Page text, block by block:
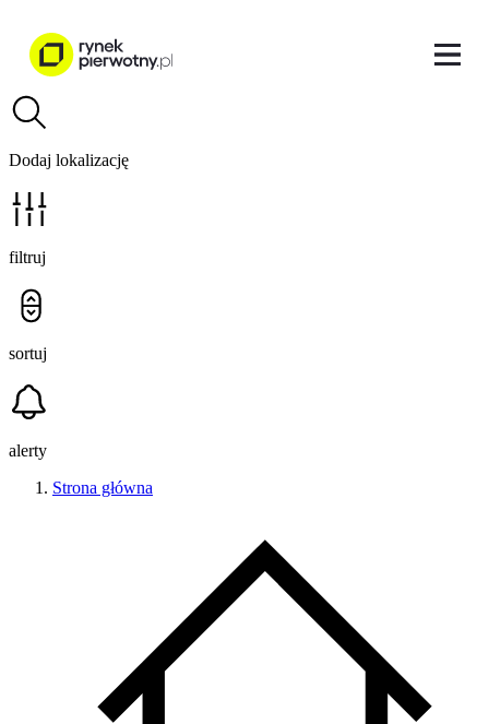
Dodaj lokalizację
filtruj
sortuj
alerty
Strona główna